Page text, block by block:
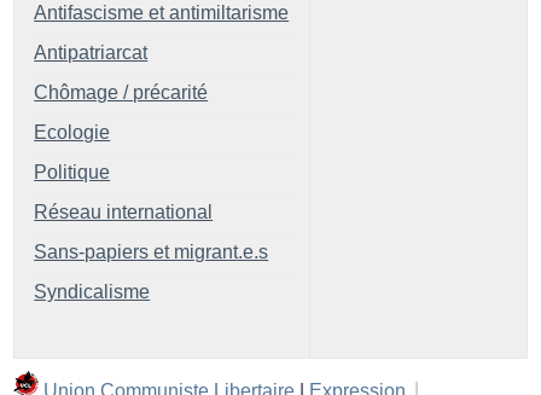
Antifascisme et antimiltarisme
Antipatriarcat
Chômage / précarité
Ecologie
Politique
Réseau international
Sans-papiers et migrant.e.s
Syndicalisme
Union Communiste Libertaire | Expression